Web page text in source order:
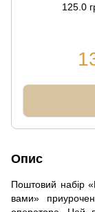
125.0
Опис
Поштовий набір
вами»